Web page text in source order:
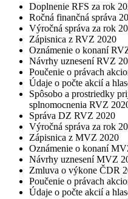
Doplnenie RFS za rok
Ročná finančná správa
Výročná správa za rok
Zápisnica z RVZ 2020
Oznámenie o konaní
Návrhy uznesení RVZ
Poučenie o právach
Údaje o počte akcií a
Spôsobo a prostriedky
splnomocnenia RVZ
Správa DZ RVZ 2020
Výročná správa za rok
Zápisnica z MVZ 2020
Oznámenie o konaní
Návrhy uznesení MVZ
Zmluva o výkone ČDR
Poučenie o právach
Údaje o počte akcií a